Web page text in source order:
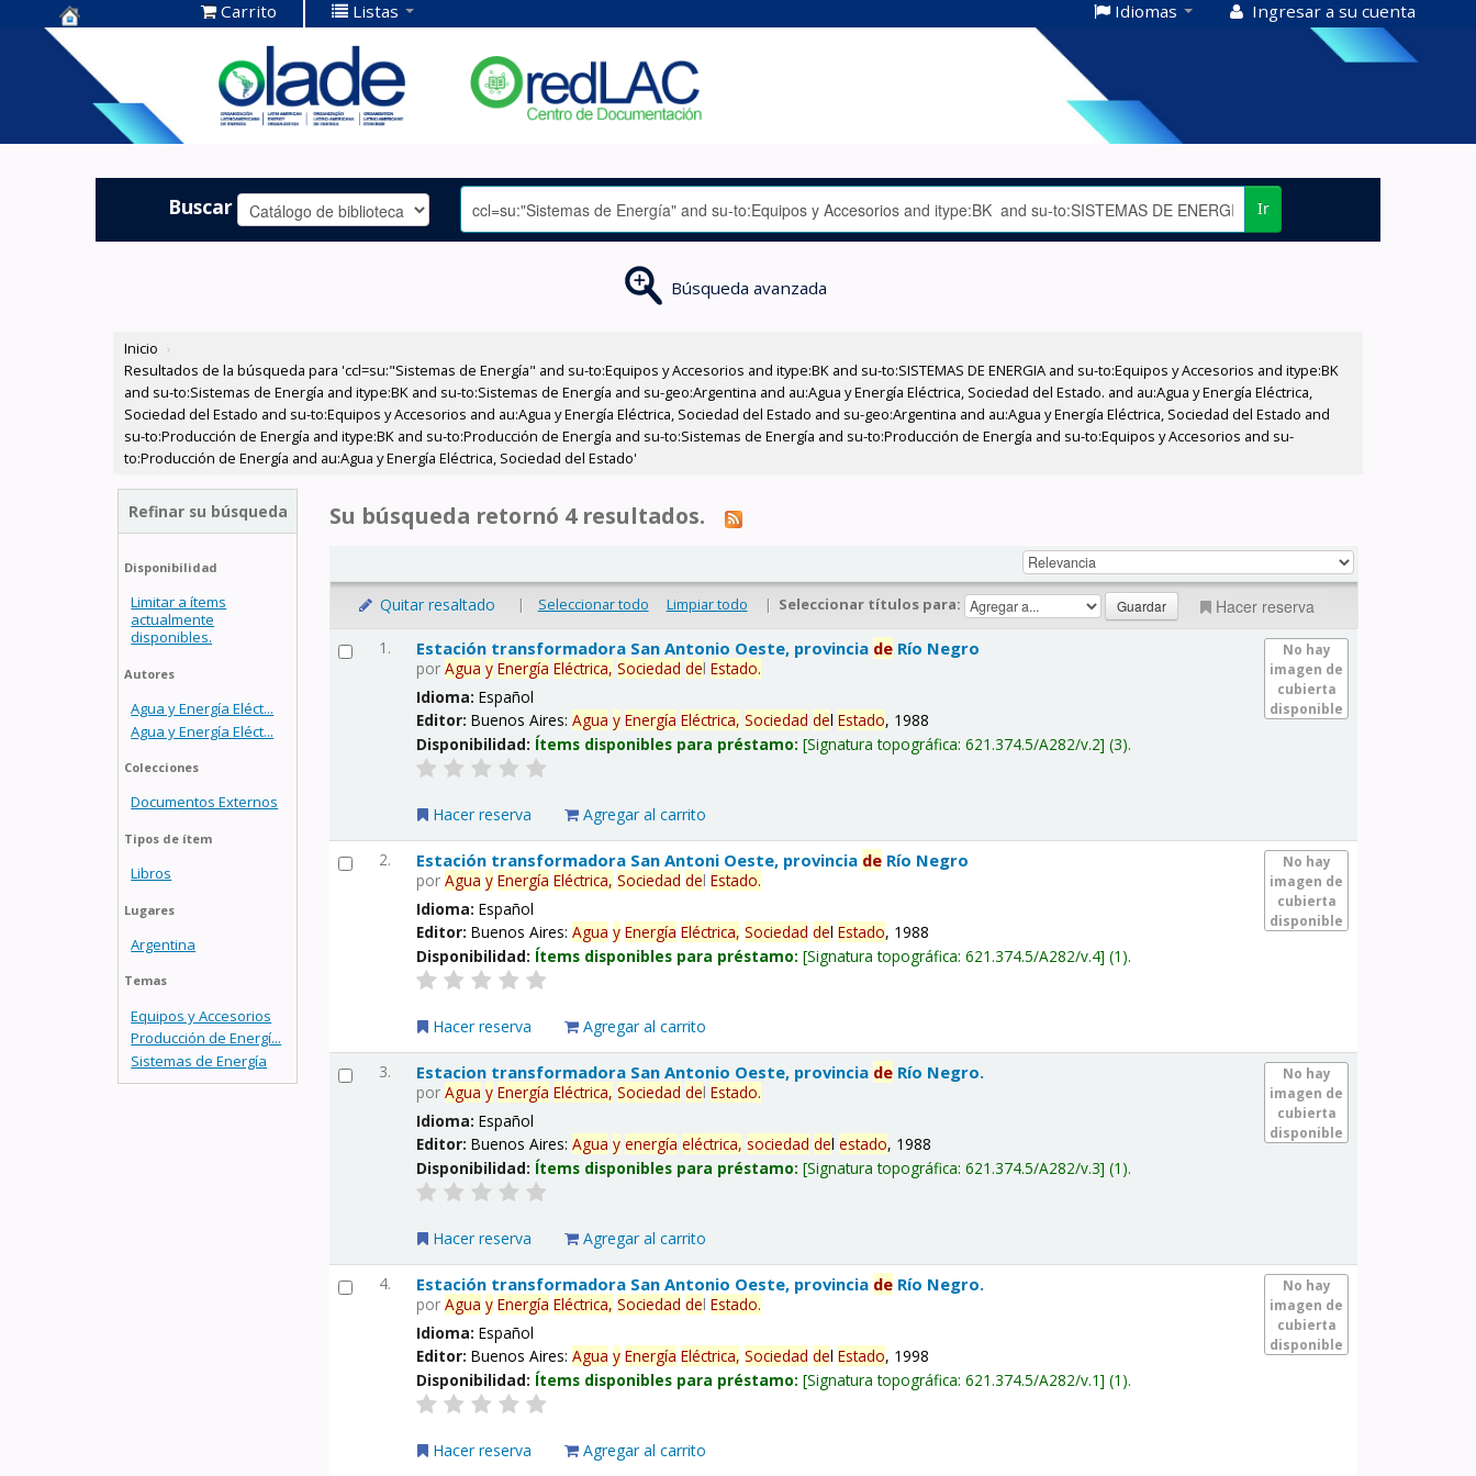
Centro de
Documentación
OLADE -
Carrito Listas Idiomas Ingresar a su cuenta
Buscar Ir
Búsqueda avanzada
Inicio ›
Resultados de la búsqueda para 'ccl=su:"Sistemas de Energía" and su-to:Equipos y Accesorios and itype:BK and su-to:SISTEMAS DE ENERGIA and su-to:Equipos y Accesorios and itype:BK
and su-to:Sistemas de Energía and itype:BK and su-to:Sistemas de Energía and su-geo:Argentina and au:Agua y Energía Eléctrica, Sociedad del Estado. and au:Agua y Energía Eléctrica,
Sociedad del Estado and su-to:Equipos y Accesorios and au:Agua y Energía Eléctrica, Sociedad del Estado and su-geo:Argentina and au:Agua y Energía Eléctrica, Sociedad del Estado and
su-to:Producción de Energía and itype:BK and su-to:Producción de Energía and su-to:Sistemas de Energía and su-to:Producción de Energía and su-to:Equipos y Accesorios and su-
to:Producción de Energía and au:Agua y Energía Eléctrica, Sociedad del Estado'
Refinar su búsqueda
Disponibilidad
Limitar a ítems
actualmente
disponibles.
Autores
Agua y Energía Eléct...
Agua y Energía Eléct...
Colecciones
Documentos Externos
Tipos de ítem
Libros
Lugares
Argentina
Temas
Equipos y Accesorios
Producción de Energí...
Sistemas de Energía
Su búsqueda retornó 4 resultados.
Quitar resaltado | Seleccionar todo Limpiar todo | Seleccionar títulos para: Hacer reserva
1.
No hay
imagen de
cubierta
disponible
Estación transformadora San Antonio Oeste, provincia de Río Negro
porAgua y Energía Eléctrica, Sociedad delEstado.
Idioma:Español
Editor:Buenos Aires:Agua y Energía Eléctrica, Sociedad delEstado, 1988
Disponibilidad: Ítems disponibles para préstamo: Signatura topográfica:621.374.5/A282/v.2 (3).
Hacer reserva Agregar al carrito
2.
No hay
imagen de
cubierta
disponible
Estación transformadora San Antoni Oeste, provincia de Río Negro
porAgua y Energía Eléctrica, Sociedad delEstado.
Idioma:Español
Editor:Buenos Aires:Agua y Energía Eléctrica, Sociedad delEstado, 1988
Disponibilidad: Ítems disponibles para préstamo: Signatura topográfica:621.374.5/A282/v.4 (1).
Hacer reserva Agregar al carrito
3.
No hay
imagen de
cubierta
disponible
Estacion transformadora San Antonio Oeste, provincia de Río Negro.
porAgua y Energía Eléctrica, Sociedad delEstado.
Idioma:Español
Editor:Buenos Aires:Agua y energía eléctrica, sociedad delestado, 1988
Disponibilidad: Ítems disponibles para préstamo: Signatura topográfica:621.374.5/A282/v.3 (1).
Hacer reserva Agregar al carrito
4.
No hay
imagen de
cubierta
disponible
Estación transformadora San Antonio Oeste, provincia de Río Negro.
porAgua y Energía Eléctrica, Sociedad delEstado.
Idioma:Español
Editor:Buenos Aires:Agua y Energía Eléctrica, Sociedad delEstado, 1998
Disponibilidad: Ítems disponibles para préstamo: Signatura topográfica:621.374.5/A282/v.1 (1).
Hacer reserva Agregar al carrito